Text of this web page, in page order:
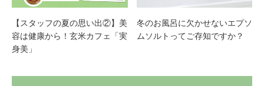
【スタッフの夏の思い出②】美
容は健康から！玄米カフェ「実
身美」
冬のお風呂に欠かせないエプソ
ムソルトってご存知ですか？